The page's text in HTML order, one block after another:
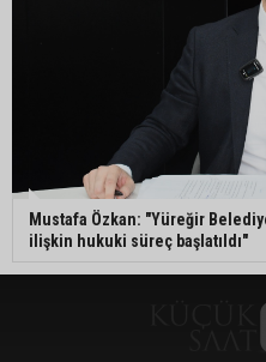
Mustafa Özkan: "Yüreğir
ilişkin hukuki süreç başlatıldı"